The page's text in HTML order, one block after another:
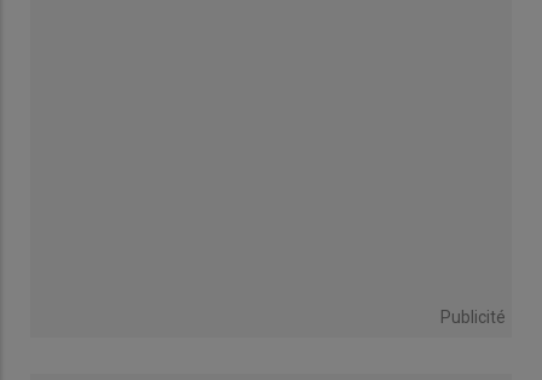
Publicité